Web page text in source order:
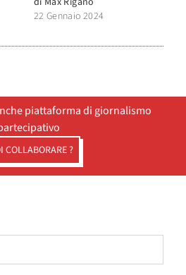
22 Gennaio 2024
piattaforma di giornalismo
COLLABORARE ?